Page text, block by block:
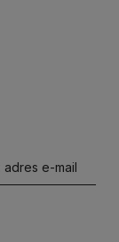
adres e-mail